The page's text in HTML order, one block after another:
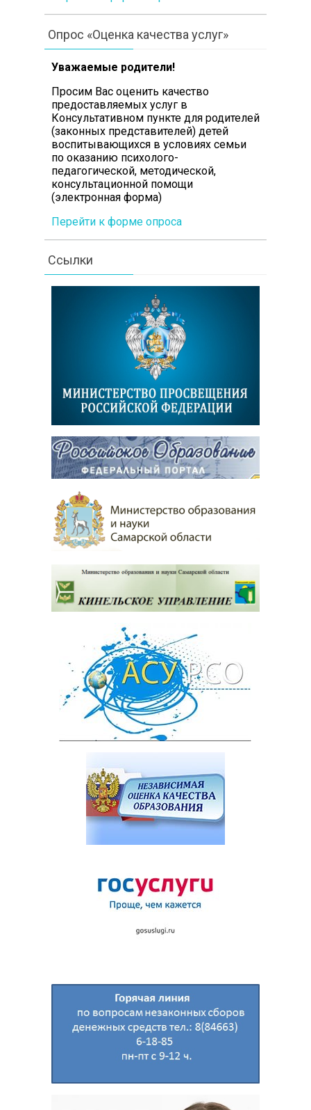
Опрос «Оценка качества услуг»
Уважаемые родители!
Просим Вас оценить качество
предоставляемых услуг в
Консультативном пункте для родителей
(законных представителей) детей
воспитывающихся в условиях семьи
по оказанию психолого-
педагогической, методической,
консультационной помощи
(электронная форма)
Перейти к форме опроса
Ссылки